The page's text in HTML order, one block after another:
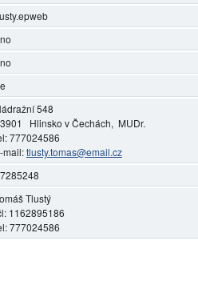
548
Hlinsko v Čechách, MUDr.
777024586
mail:tlusty.tomas@email.cz
Tlustý
1162895186
777024586